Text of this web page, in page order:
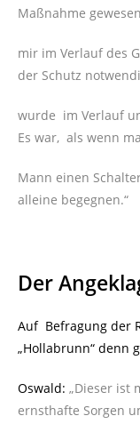
Maßnahme
mir im Verlauf des
der Schutz
wurde im Verlauf
Es war, als wenn
Mann einen
alleine begegnen.“
Der
Auf Befragung der
„Hollabrunn“ denn
Oswald: „Dieser ist
ernsthafte Sorgen